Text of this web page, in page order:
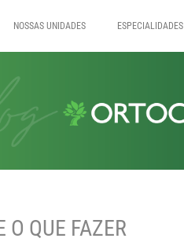
NOSSAS UNIDADES ESPECIALIDADES
O QUE FAZER